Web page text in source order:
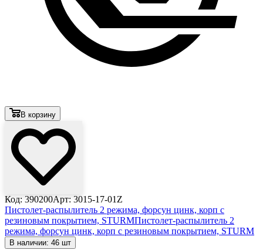
В корзину
Код: 390200Арт: 3015-17-01Z
Пистолет-распылитель 2 режима, форсун цинк, корп с
резиновым покрытием, STURMПистолет-распылитель 2
режима, форсун цинк, корп с резиновым покрытием, STURM
В наличии: 46 шт